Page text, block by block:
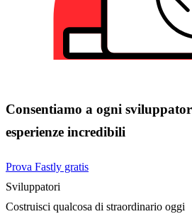
Consentiamo a ogni
esperienze incredibili
Prova Fastly gratis
Sviluppatori
Costruisci qualcosa di straordinario oggi